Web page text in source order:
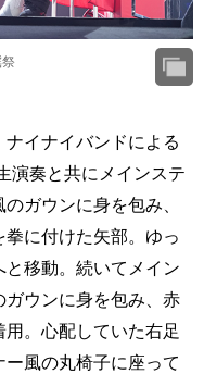
祭
イナイバンドによる
演奏と共にメインステ
ガウンに身を包み、
に付けた矢部。ゆっ
と移動。続いてメイン
ガウンに身を包み、赤
。心配していた右足
風の丸椅子に座って